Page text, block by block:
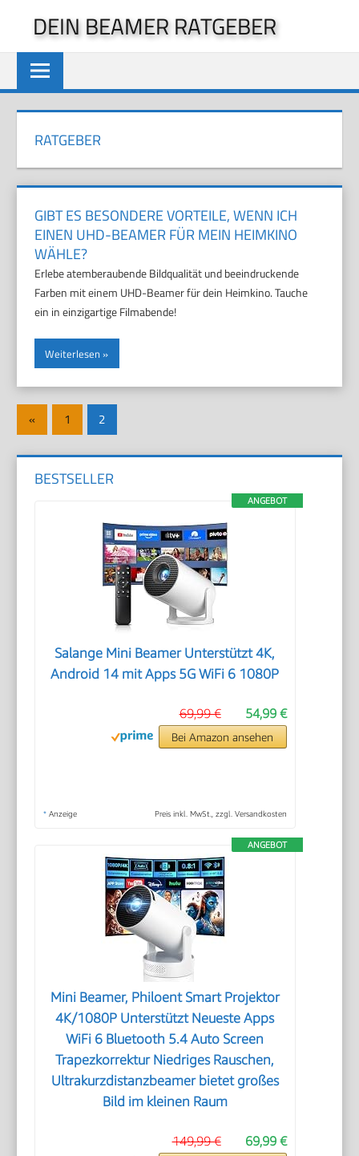
springen
DEIN BEAMER RATGEBER
RATGEBER
GIBT ES BESONDERE VORTEILE, WENN ICH
EINEN UHD-BEAMER FÜR MEIN HEIMKINO
WÄHLE?
Erlebe atemberaubende Bildqualität und beeindruckende
Farben mit einem UHD-Beamer für dein Heimkino. Tauche
ein in einzigartige Filmabende!
Weiterlesen
Seitennummerierung
der
Beiträge
«Vorherige
Beiträge
1 2
BESTSELLER
ANGEBOT
Salange Mini Beamer Unterstützt 4K,
Android 14 mit Apps 5G WiFi 6 1080P
54,99 €
69,99 €
Bei Amazon ansehen
* Anzeige Preis inkl. MwSt., zzgl. Versandkosten
ANGEBOT
Mini Beamer, Philoent Smart Projektor
4K/1080P Unterstützt Neueste Apps
WiFi 6 Bluetooth 5.4 Auto Screen
Trapezkorrektur Niedriges Rauschen,
Ultrakurzdistanzbeamer bietet großes
Bild im kleinen Raum
69,99 €
149,99 €